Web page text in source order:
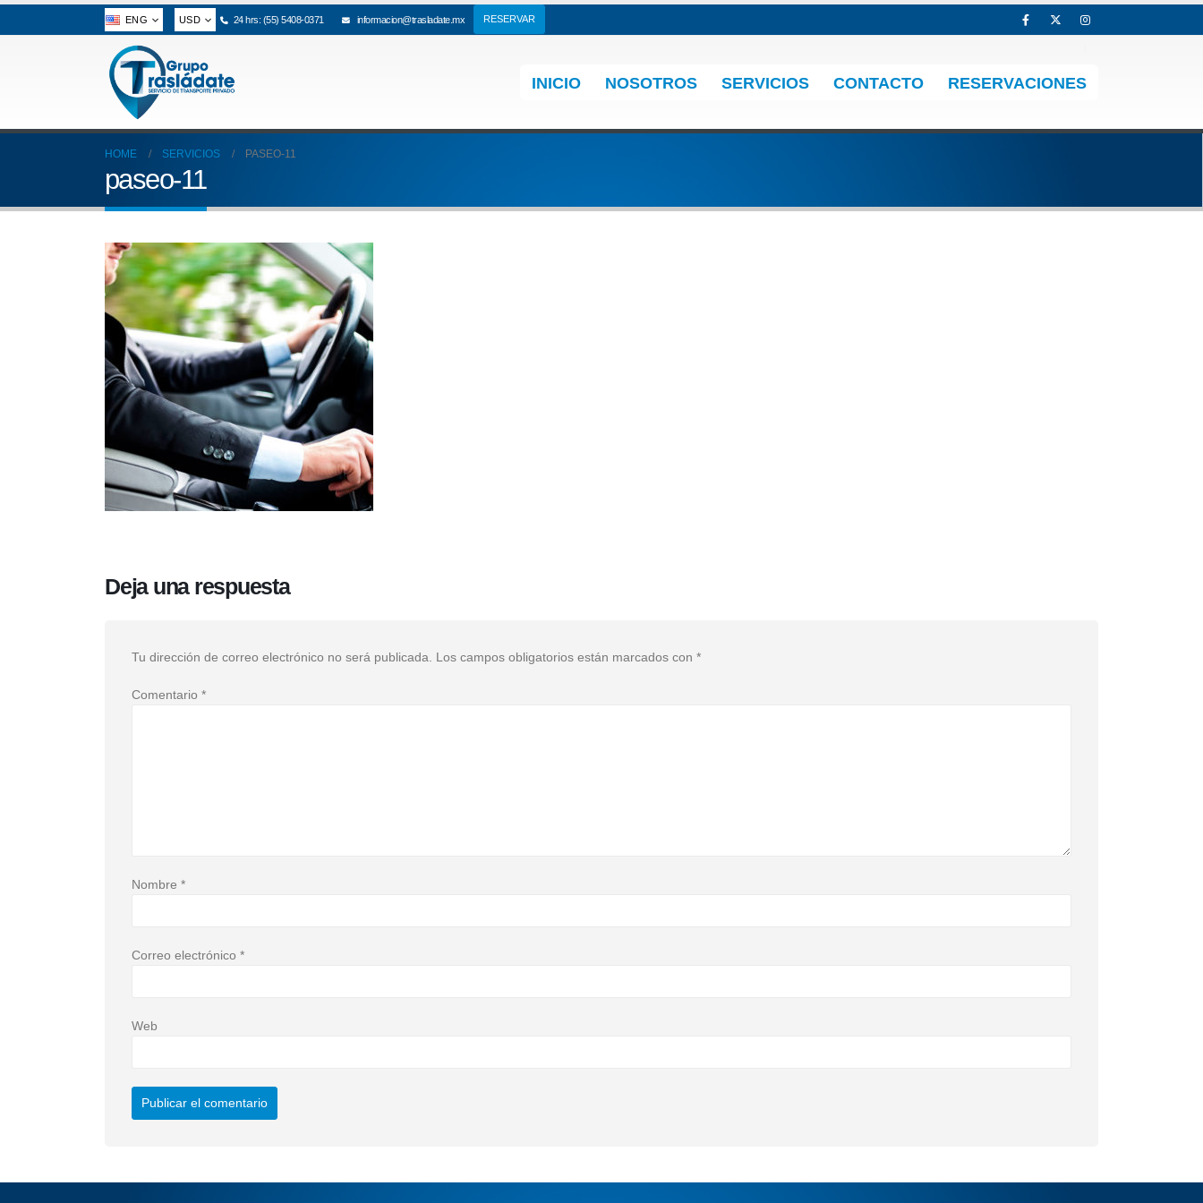
ENG USD 24 hrs: (55) 5408-0371 informacion@trasladate.mx
INICIO NOSOTROS SERVICIOS CONTACTO RESERVACIONES
HOME SERVICIOS PASEO-11
paseo-11
Deja una respuesta
Tu dirección de correo electrónico no será publicada. Los campos obligatorios están marcados con *
Comentario *
Nombre *
Correo electrónico *
Web